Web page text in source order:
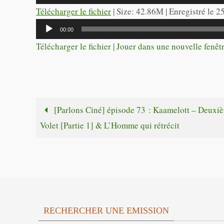
audio
Télécharger le fichier | Size: 42.86M | Enregistré le
Lecteur
audio
00:00
Télécharger le fichier |Jouer dans une nouvelle
[Parlons Ciné] épisode 73 : Kaamelott –
Volet [Partie 1] & L’Homme qui rétrécit
RECHERCHER UNE EMISSION